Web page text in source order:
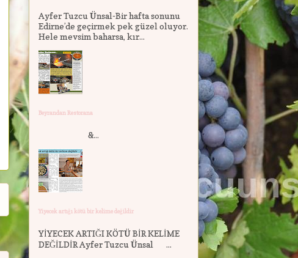
Ayfer Tuzcu Ünsal-Bir hafta sonunu
Edirne’de geçirmek pek güzel oluyor.
Hele mevsim baharsa, kır...
Beyrandan Restorana
&...
Yiyecek artığı kötü bir kelime değildir
YİYECEK ARTIĞI KÖTÜ BİR KELİME
DEĞİLDİR Ayfer Tuzcu Ünsal ...